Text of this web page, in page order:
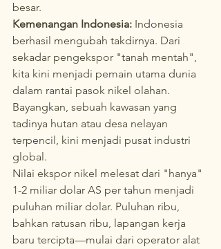
besar.
Kemenangan Indonesia: Indonesia
berhasil mengubah takdirnya. Dari
sekadar pengekspor "tanah mentah",
kita kini menjadi pemain utama dunia
dalam rantai pasok nikel olahan.
Bayangkan, sebuah kawasan yang
tadinya hutan atau desa nelayan
terpencil, kini menjadi pusat industri
global.
Nilai ekspor nikel melesat dari "hanya"
1-2 miliar dolar AS per tahun menjadi
puluhan miliar dolar. Puluhan ribu,
bahkan ratusan ribu, lapangan kerja
baru tercipta—mulai dari operator alat